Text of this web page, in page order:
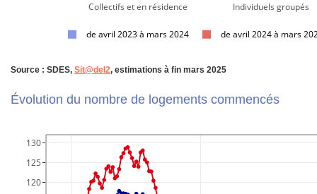
Collectifs et en résidence Individuels groupés
de avril 2023 à mars 2024 de avril 2024 à mars
Source : SDES, Sit@del2, estimations à fin mars 2025
Évolution du nombre de logements commencés
120
125
130